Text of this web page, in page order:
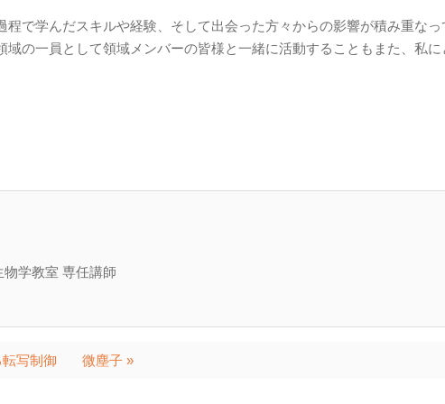
で学んだスキルや経験、そして出会った方々からの影響が積み重なっ
の一員として領域メンバーの皆様と一緒に活動することもまた、私に
学教室 専任講師
写制御 微塵子 »